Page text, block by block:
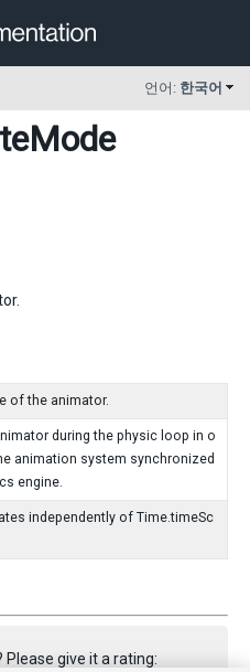
언어: 한국어
of the animator.
during the physic loop in o
animation system synchronized
engine.
independently of Time.timeSc
Please give it a rating: